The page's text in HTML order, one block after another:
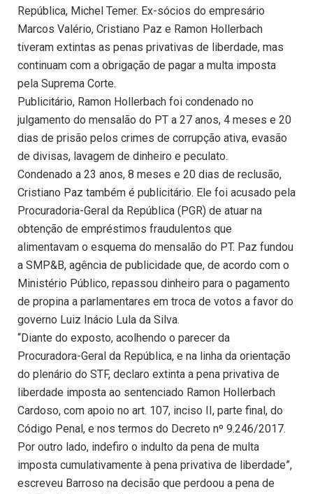
República, Michel Temer. Ex-sócios do empresário
Marcos Valério, Cristiano Paz e Ramon Hollerbach
tiveram extintas as penas privativas de liberdade, mas
continuam com a obrigação de pagar a multa imposta
pela Suprema Corte.
Publicitário, Ramon Hollerbach foi condenado no
julgamento do mensalão do PT a 27 anos, 4 meses e 20
dias de prisão pelos crimes de corrupção ativa, evasão
de divisas, lavagem de dinheiro e peculato.
Condenado a 23 anos, 8 meses e 20 dias de reclusão,
Cristiano Paz também é publicitário. Ele foi acusado pela
Procuradoria-Geral da República (PGR) de atuar na
obtenção de empréstimos fraudulentos que
alimentavam o esquema do mensalão do PT. Paz fundou
a SMP&B, agência de publicidade que, de acordo com o
Ministério Público, repassou dinheiro para o pagamento
de propina a parlamentares em troca de votos a favor do
governo Luiz Inácio Lula da Silva.
“Diante do exposto, acolhendo o parecer da
Procuradora-Geral da República, e na linha da orientação
do plenário do STF, declaro extinta a pena privativa de
liberdade imposta ao sentenciado Ramon Hollerbach
Cardoso, com apoio no art. 107, inciso II, parte final, do
Código Penal, e nos termos do Decreto nº 9.246/2017.
Por outro lado, indefiro o indulto da pena de multa
imposta cumulativamente à pena privativa de liberdade”,
escreveu Barroso na decisão que perdoou a pena de